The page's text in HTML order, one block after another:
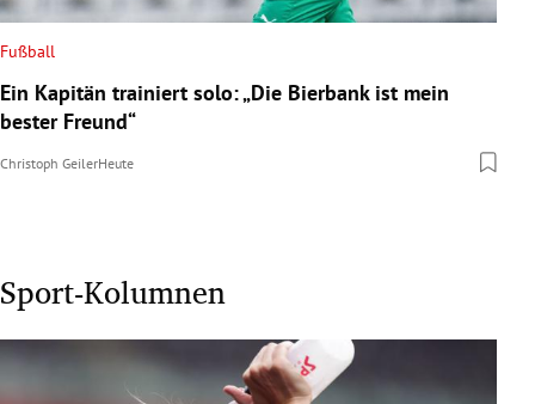
Fußball
Ein Kapitän trainiert solo: „Die Bierbank ist mein
bester Freund“
Christoph GeilerHeute
Sport-Kolumnen